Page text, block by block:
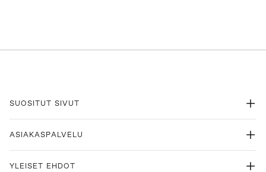
SUOSITUT SIVUT
ASIAKASPALVELU
YLEISET EHDOT